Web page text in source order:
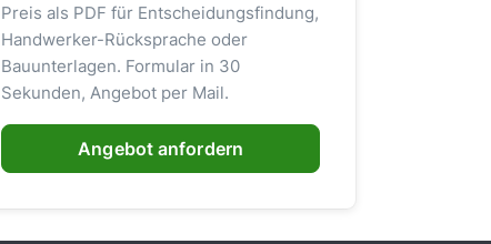
Preis als PDF für Entscheidungsfindung,
Handwerker-Rücksprache oder
Bauunterlagen. Formular in 30
Sekunden, Angebot per Mail.
Angebot anfordern